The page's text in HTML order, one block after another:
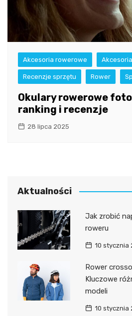
Akcesoria rowerowe
Recenzje sprzętu Rower
Okulary rowerowe
ranking i recenzje
28 lipca 2025
Aktualności
Jak zrobić
roweru
10 stycznia
Rower
Kluczowe
modeli
10 stycznia